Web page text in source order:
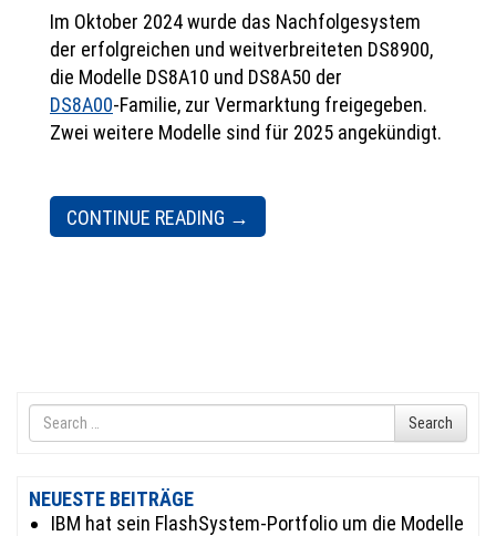
Im Oktober 2024 wurde das Nachfolgesystem
der erfolgreichen und weitverbreiteten DS8900,
die Modelle DS8A10 und DS8A50 der
DS8A00-Familie, zur Vermarktung freigegeben.
Zwei weitere Modelle sind für 2025 angekündigt.
CONTINUE READING →
Search
for
Search
NEUESTE BEITRÄGE
IBM hat sein FlashSystem-Portfolio um die Modelle